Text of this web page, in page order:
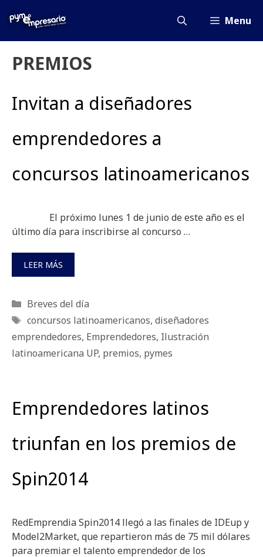
Menu
PREMIOS
Invitan a diseñadores
emprendedores a
concursos latinoamericanos
El próximo lunes 1 de junio de este año es el
último día para inscribirse al concurso …
LEER MÁS
Categorías
Breves del día
Etiquetas
concursos latinoamericanos, diseñadores
emprendedores, Emprendedores, Ilustración
latinoamericana UP, premios, pymes
Emprendedores latinos
triunfan en los premios de
Spin2014
RedEmprendia Spin2014 llegó a las finales de IDEup y
Model2Market, que repartieron más de 75 mil dólares
para premiar el talento emprendedor de los